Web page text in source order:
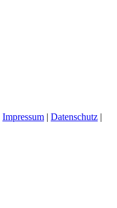
Impressum | Datenschutz |